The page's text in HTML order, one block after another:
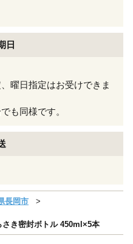
日
曜日指定はお受けできま
も同様です。
長岡市
き密封ボトル 450ml×5本